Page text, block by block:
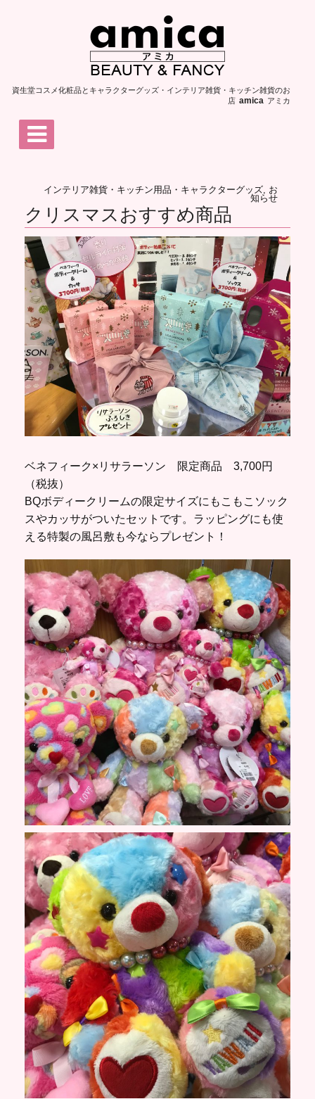
資生堂コスメ化粧品とキャラクターグッズ・インテリア雑貨・キッチン雑貨のお
店 amica アミカ
インテリア雑貨・キッチン用品・キャラクターグッズ, お
知らせ
クリスマスおすすめ商品
ベネフィーク×リサラーソン 限定商品 3,700円
（税抜）
BQボディークリームの限定サイズにもこもこソック
スやカッサがついたセットです。ラッピングにも使
える特製の風呂敷も今ならプレゼント！